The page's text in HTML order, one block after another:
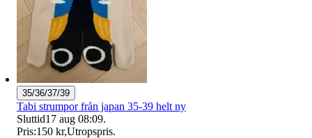
35/36/37/39
Tabi strumpor från japan 35-39 helt ny
Sluttid17 aug 08:09.
Pris:150 kr,Utropspris.